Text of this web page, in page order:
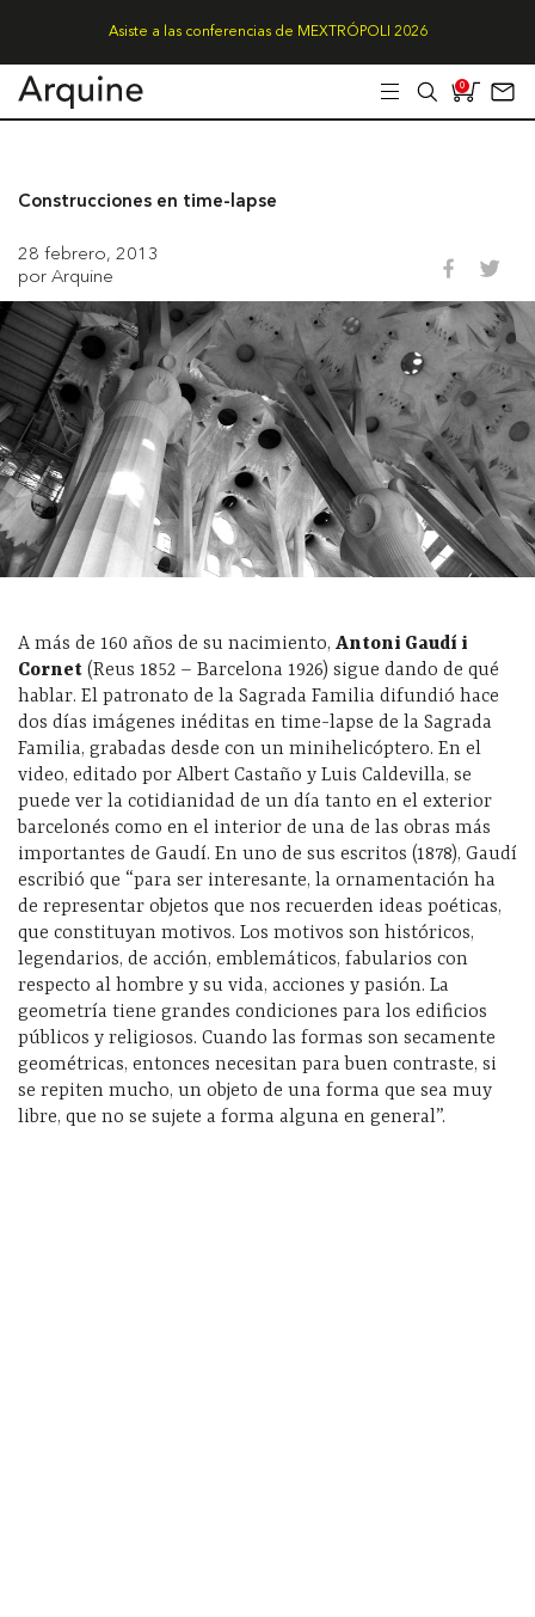
Asiste a las conferencias de MEXTRÓPOLI 2026
0
Construcciones en time-lapse
28 febrero, 2013
por Arquine
A más de 160 años de su nacimiento, Antoni Gaudí i
Cornet (Reus 1852 – Barcelona 1926) sigue dando de qué
hablar. El patronato de la Sagrada Familia difundió hace
dos días imágenes inéditas en time-lapse de la Sagrada
Familia, grabadas desde con un minihelicóptero. En el
video, editado por Albert Castaño y Luis Caldevilla, se
puede ver la cotidianidad de un día tanto en el exterior
barcelonés como en el interior de una de las obras más
importantes de Gaudí. En uno de sus escritos (1878), Gaudí
escribió que “para ser interesante, la ornamentación ha
de representar objetos que nos recuerden ideas poéticas,
que constituyan motivos. Los motivos son históricos,
legendarios, de acción, emblemáticos, fabularios con
respecto al hombre y su vida, acciones y pasión. La
geometría tiene grandes condiciones para los edificios
públicos y religiosos. Cuando las formas son secamente
geométricas, entonces necesitan para buen contraste, si
se repiten mucho, un objeto de una forma que sea muy
libre, que no se sujete a forma alguna en general”.